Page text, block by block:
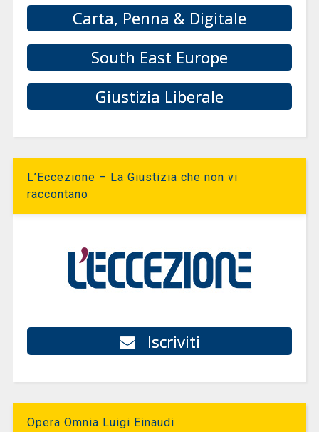
Carta, Penna & Digitale
South East Europe
Giustizia Liberale
L’Eccezione – La Giustizia che non vi
raccontano
Iscriviti
Opera Omnia Luigi Einaudi